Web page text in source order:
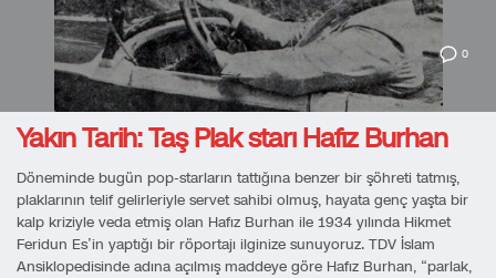
0
Yakın Tarih: Taş Plak starı Hafız Burhan
Döneminde bugün pop-starların tattığına benzer bir şöhreti tatmış,
plaklarının telif gelirleriyle servet sahibi olmuş, hayata genç yaşta bir
kalp kriziyle veda etmiş olan Hafız Burhan ile 1934 yılında Hikmet
Feridun Es’in yaptığı bir röportajı ilginize sunuyoruz. TDV İslam
Ansiklopedisinde adına açılmış maddeye göre Hafız Burhan, “parlak,